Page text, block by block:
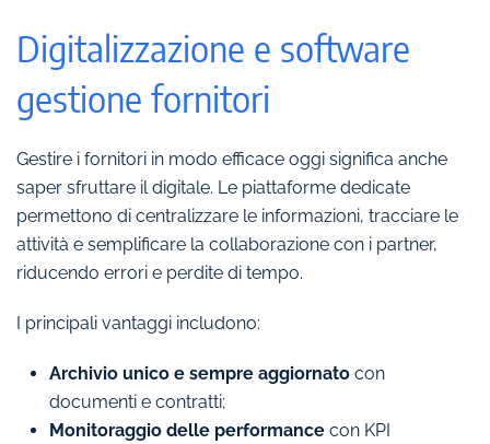
Digitalizzazione e software
gestione fornitori
Gestire i fornitori in modo efficace oggi significa anche
saper sfruttare il digitale. Le piattaforme dedicate
permettono di centralizzare le informazioni, tracciare le
attività e semplificare la collaborazione con i partner,
riducendo errori e perdite di tempo.
I principali vantaggi includono:
Archivio unico e sempre aggiornato con
documenti e contratti;
Monitoraggio delle performance con KPI